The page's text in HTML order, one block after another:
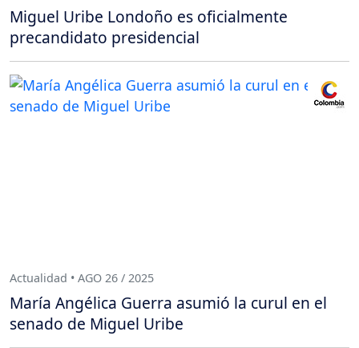
Miguel Uribe Londoño es oficialmente
precandidato presidencial
Actualidad • AGO 26 / 2025
María Angélica Guerra asumió la curul en el
senado de Miguel Uribe